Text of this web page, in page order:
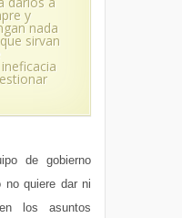
y
nada
sirvan
de gobierno
no quiere dar ni
los asuntos